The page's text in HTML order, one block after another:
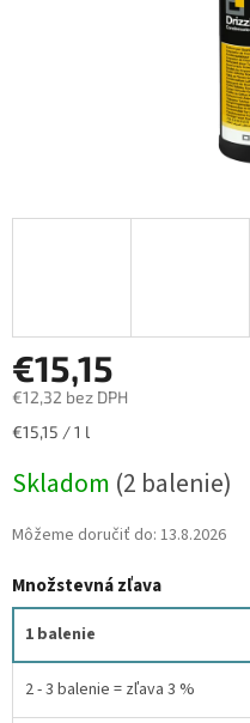
€15,15
€12,32 bez DPH
Jednotková
€15,15 / 1 l
Skladom (2 balenie)
Môžeme doručiť do: 13.8.2026
Množstevná zľava
1 balenie
2 - 3 balenie = zľava 3 %